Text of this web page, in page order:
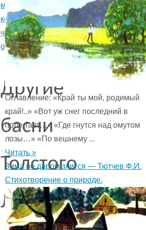
мальчика,
который
часто
обманывал.
Другие
басни
Толстого
Л.Н.
Оглавление: «Край ты мой, родимый
край!..» «Вот уж снег последний в
поле тает…» «Где гнутся над омутом
лозы…» «По вешнему ...
Читать »
Зима не даром злится — Тютчев Ф.И.
Стихотворение о природе.